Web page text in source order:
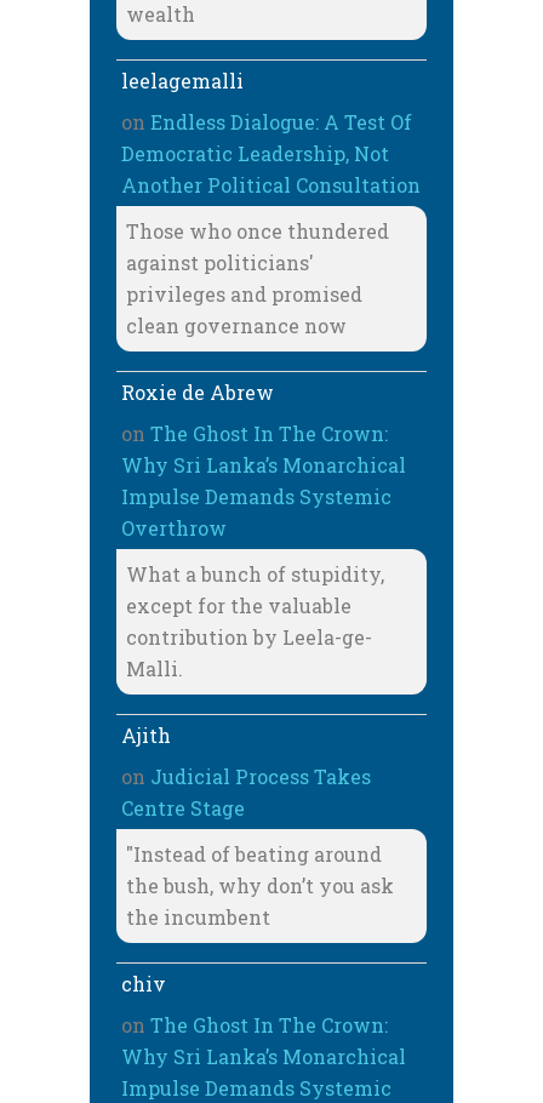
wealth
leelagemalli
on Endless Dialogue: A Test Of
Democratic Leadership, Not
Another Political Consultation
Those who once thundered
against politicians'
privileges and promised
clean governance now
Roxie de Abrew
on The Ghost In The Crown:
Why Sri Lanka’s Monarchical
Impulse Demands Systemic
Overthrow
What a bunch of stupidity,
except for the valuable
contribution by Leela-ge-
Malli.
Ajith
on Judicial Process Takes
Centre Stage
"Instead of beating around
the bush, why don’t you ask
the incumbent
chiv
on The Ghost In The Crown:
Why Sri Lanka’s Monarchical
Impulse Demands Systemic